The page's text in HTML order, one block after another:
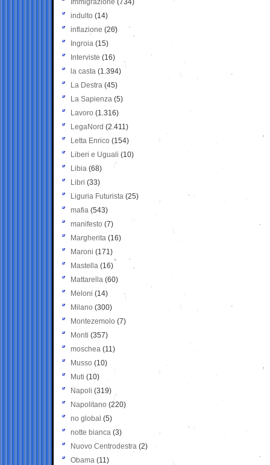
Immigrazione (734)
indulto (14)
inflazione (26)
Ingroia (15)
Interviste (16)
la casta (1.394)
La Destra (45)
La Sapienza (5)
Lavoro (1.316)
LegaNord (2.411)
Letta Enrico (154)
Liberi e Uguali (10)
Libia (68)
Libri (33)
Liguria Futurista (25)
mafia (543)
manifesto (7)
Margherita (16)
Maroni (171)
Mastella (16)
Mattarella (60)
Meloni (14)
Milano (300)
Montezemolo (7)
Monti (357)
moschea (11)
Musso (10)
Muti (10)
Napoli (319)
Napolitano (220)
no global (5)
notte bianca (3)
Nuovo Centrodestra (2)
Obama (11)